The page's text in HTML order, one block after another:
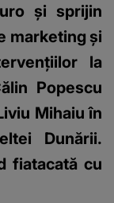
şi sprijin
marketing şi
la
Popescu
Mihaiu în
Dunării.
fiatacată cu